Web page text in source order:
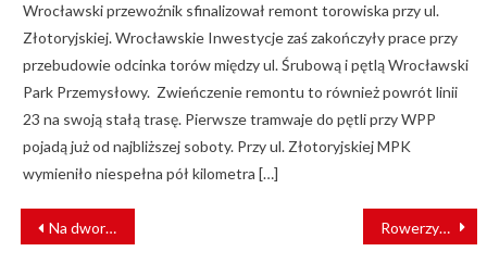
Wrocławski przewoźnik sfinalizował remont torowiska przy ul.
Złotoryjskiej. Wrocławskie Inwestycje zaś zakończyły prace przy
przebudowie odcinka torów między ul. Śrubową i pętlą Wrocławski
Park Przemysłowy. Zwieńczenie remontu to również powrót linii
23 na swoją stałą trasę. Pierwsze tramwaje do pętli przy WPP
pojadą już od najbliższej soboty. Przy ul. Złotoryjskiej MPK
wymieniło niespełna pół kilometra […]
NAWIGACJA
WPISU
Na dworcu PKP w Bytomiu mężczyzna wpadł pod pociąg Rowerzysta ukradł z terenu dworca ok. 166 mkw granitowej kostki